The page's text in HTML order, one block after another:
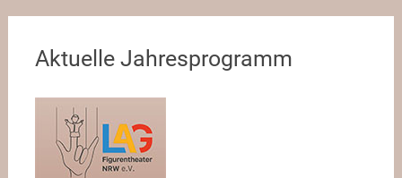
Aktuelle Jahresprogramm